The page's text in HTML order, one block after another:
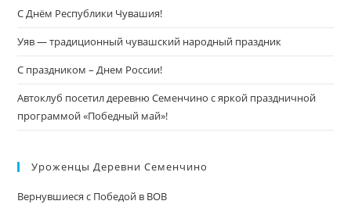
С Днём Республики Чувашия!
Уяв — традиционный чувашский народный праздник
С праздником – Днем России!
Автоклуб посетил деревню Семенчино с яркой праздничной
программой «Победный май»!
Уроженцы Деревни Семенчино
Вернувшиеся с Победой в ВОВ